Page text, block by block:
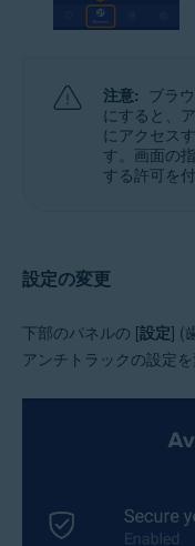
注意: ブラ
にすると、
にアクセス
す。画面の
する許可を
設定の変更
下部のパネルの [設定] (
アンチトラックの設定を